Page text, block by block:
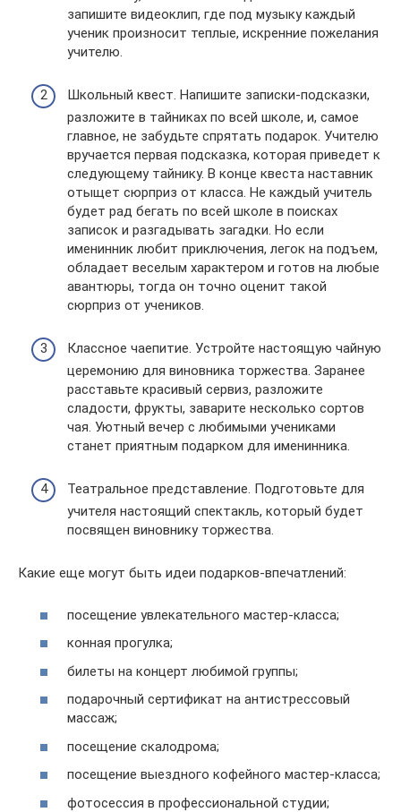
запишите видеоклип, где под музыку каждый
ученик произносит теплые, искренние пожелания
учителю.
Школьный квест. Напишите записки-подсказки,
разложите в тайниках по всей школе, и, самое
главное, не забудьте спрятать подарок. Учителю
вручается первая подсказка, которая приведет к
следующему тайнику. В конце квеста наставник
отыщет сюрприз от класса. Не каждый учитель
будет рад бегать по всей школе в поисках
записок и разгадывать загадки. Но если
именинник любит приключения, легок на подъем,
обладает веселым характером и готов на любые
авантюры, тогда он точно оценит такой
сюрприз от учеников.
Классное чаепитие. Устройте настоящую чайную
церемонию для виновника торжества. Заранее
расставьте красивый сервиз, разложите
сладости, фрукты, заварите несколько сортов
чая. Уютный вечер с любимыми учениками
станет приятным подарком для именинника.
Театральное представление. Подготовьте для
учителя настоящий спектакль, который будет
посвящен виновнику торжества.
Какие еще могут быть идеи подарков-впечатлений:
посещение увлекательного мастер-класса;
конная прогулка;
билеты на концерт любимой группы;
подарочный сертификат на антистрессовый
массаж;
посещение скалодрома;
посещение выездного кофейного мастер-класса;
фотосессия в профессиональной студии;